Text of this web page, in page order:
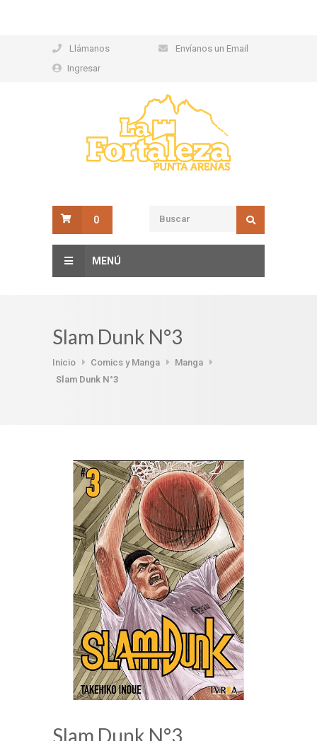
Llámanos
Envíanos un Email
Ingresar
0
MENÚ
Slam Dunk N°3
Inicio Comics y Manga
Manga
Slam Dunk N°3
Slam Dunk N°3